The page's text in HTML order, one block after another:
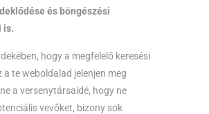
és böngészési
is.
hogy a megfelelő keresési
a te weboldalad jelenjen meg
a versenytársaidé, hogy ne
vevőket, bizony sok